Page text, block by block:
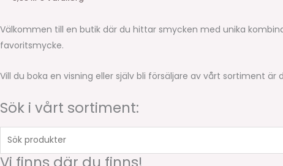
Välkommen till en butik där du hittar smycken med unika
favoritsmycke.
Vill du boka en visning eller själv bli försäljare av vårt sortiment
Sök i vårt sortiment:
Sök